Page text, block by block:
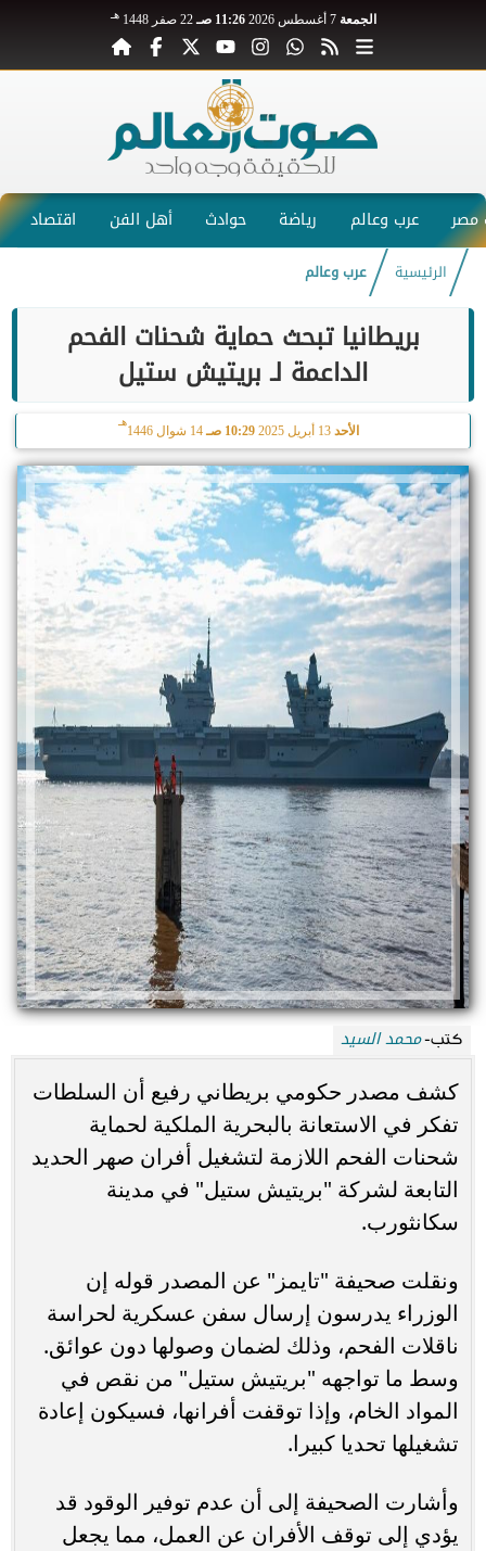
الجمعة 7 أغسطس 2026 11:26 صـ 22 صفر 1448 هـ
عرب وعالم رياضة حوادث أهل الفن اقتصاد
الرئيسية عرب وعالم
بريطانيا تبحث حماية شحنات الفحم
الداعمة لـ بريتيش ستيل
الأحد 10:29 صـ 14 شوال 1446
هـ
كتب-محمد السيد
كشف مصدر حكومي بريطاني رفيع أن السلطات
تفكر في الاستعانة بالبحرية الملكية لحماية
شحنات الفحم اللازمة لتشغيل أفران صهر الحديد
التابعة لشركة "بريتيش ستيل" في مدينة
سكانثورب.
ونقلت صحيفة "تايمز" عن المصدر قوله إن
الوزراء يدرسون إرسال سفن عسكرية لحراسة
ناقلات الفحم، وذلك لضمان وصولها دون عوائق.
وسط ما تواجهه "بريتيش ستيل" من نقص في
المواد الخام، وإذا توقفت أفرانها، فسيكون إعادة
تشغيلها تحديا كبيرا.
وأشارت الصحيفة إلى أن عدم توفير الوقود قد
يؤدي إلى توقف الأفران عن العمل، مما يجعل